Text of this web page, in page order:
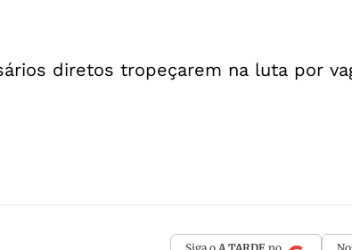
diretos tropeçarem na luta por